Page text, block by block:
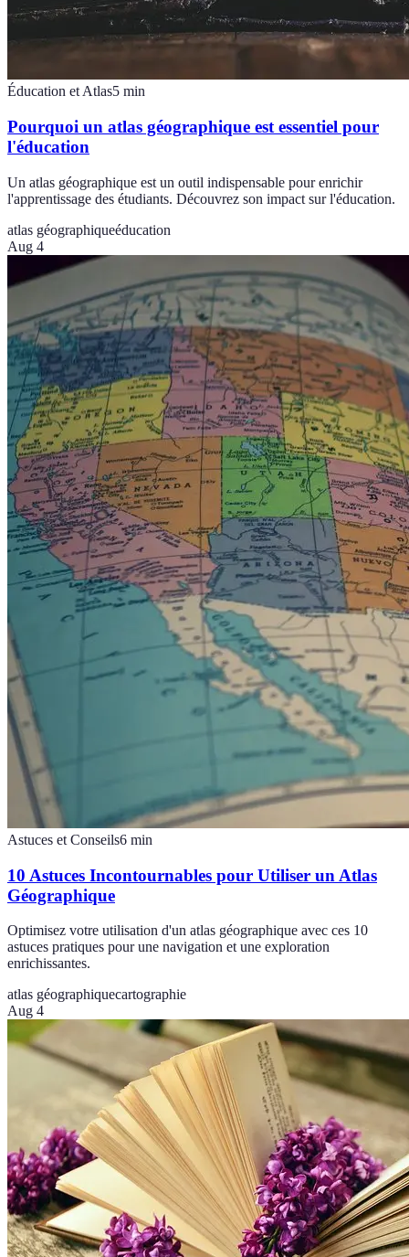
Éducation et Atlas5 min
Pourquoi un atlas géographique est essentiel pour
l'éducation
Un atlas géographique est un outil indispensable pour enrichir
l'apprentissage des étudiants. Découvrez son impact sur l'éducation.
atlas géographiqueéducation
Aug 4
Astuces et Conseils6 min
10 Astuces Incontournables pour Utiliser un Atlas
Géographique
Optimisez votre utilisation d'un atlas géographique avec ces 10
astuces pratiques pour une navigation et une exploration
enrichissantes.
atlas géographiquecartographie
Aug 4